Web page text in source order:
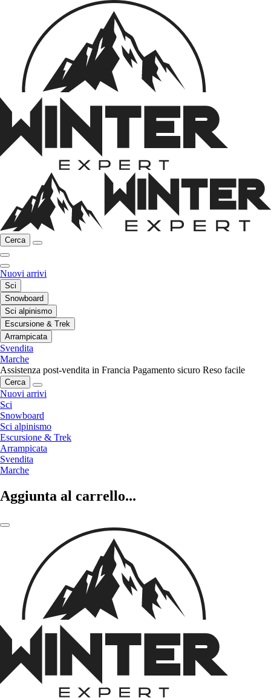
Cerca
Nuovi arrivi
Sci
Snowboard
Sci alpinismo
Escursione & Trek
Arrampicata
Svendita
Marche
Assistenza post-vendita in Francia Pagamento sicuro Reso facile
Cerca
Nuovi arrivi
Sci
Snowboard
Sci alpinismo
Escursione & Trek
Arrampicata
Svendita
Marche
Aggiunta al carrello...